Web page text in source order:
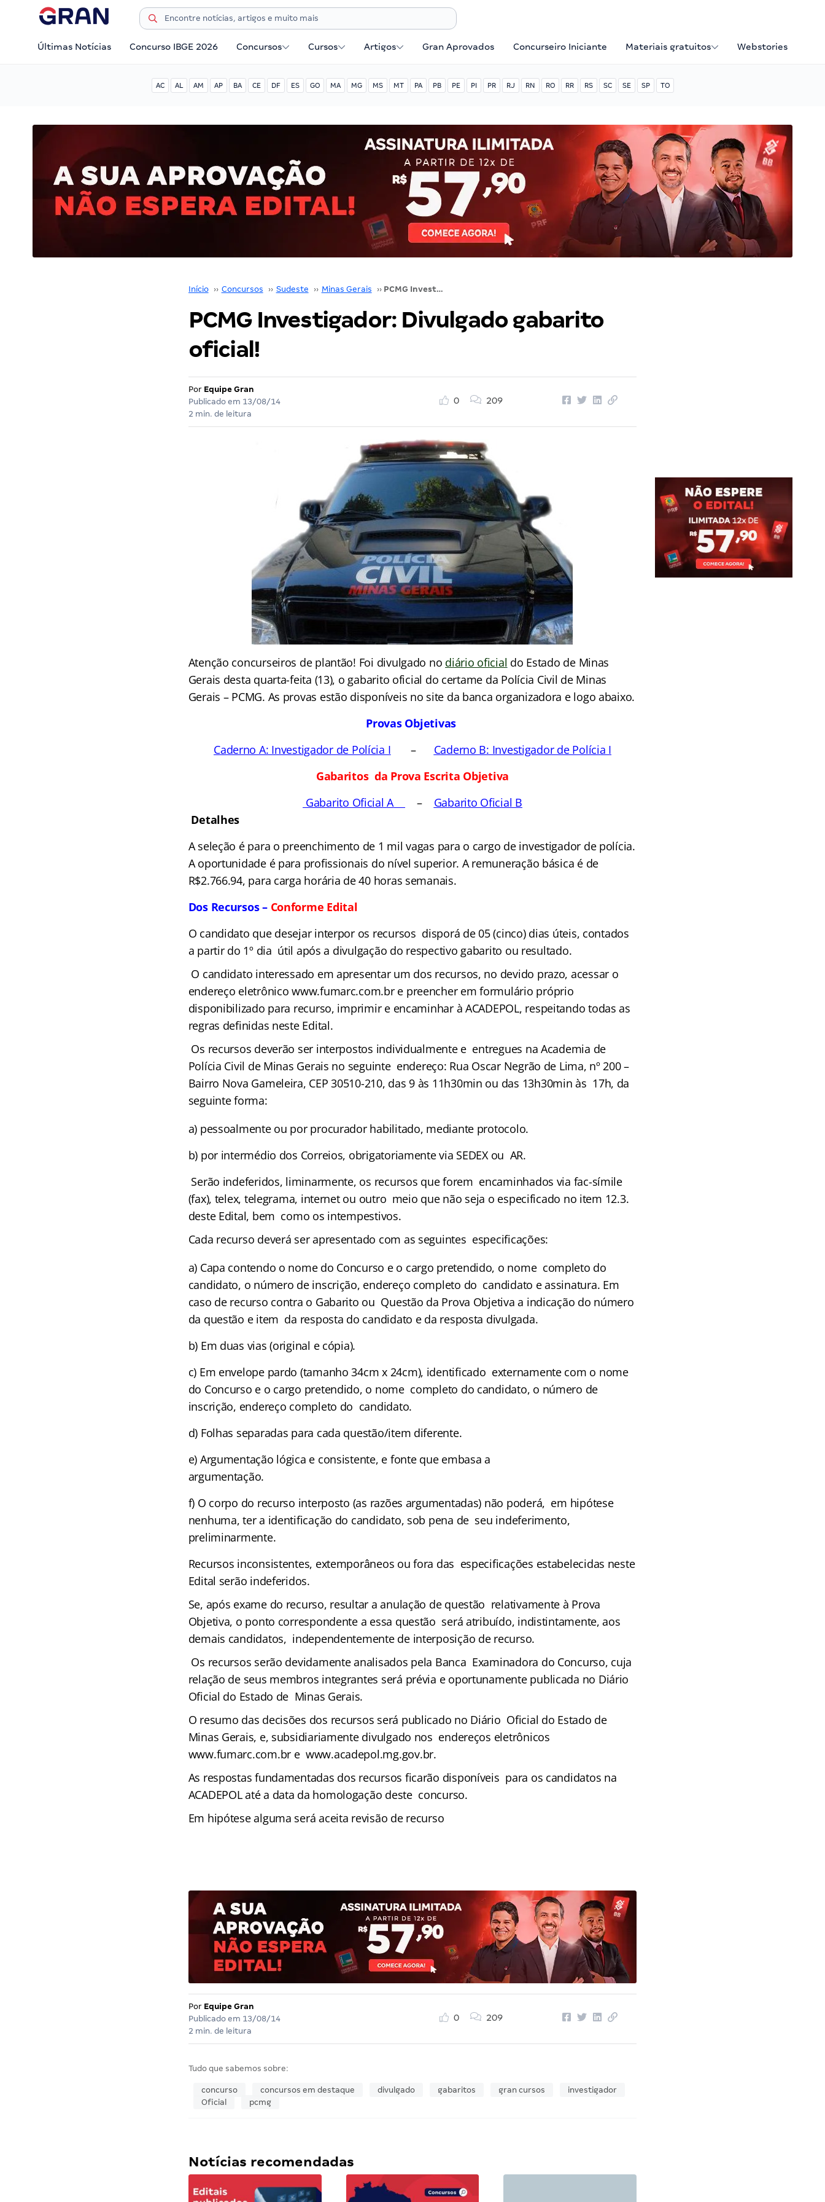
Últimas Notícias Concurso IBGE 2026 Concursos Cursos Artigos Gran Aprovados Concurseiro Iniciante Materiais gratuitos Webstories
AC AL AM AP BA CE DF ES GO MA MG MS MT PA PB PE PI PR RJ RN RO RR RS SC SE SP TO
Início ›› Concursos ›› Sudeste ›› Minas Gerais ›› PCMG Investigador: Divulgado gabarito oficial!
PCMG Investigador: Divulgado gabarito
oficial!
Por Equipe Gran
Publicado em 13/08/14
2 min. de leitura
0 209
Atenção concurseiros de plantão! Foi divulgado no diário oficial do Estado de Minas
Gerais desta quarta-feita (13), o gabarito oficial do certame da Polícia Civil de Minas
Gerais – PCMG. As provas estão disponíveis no site da banca organizadora e logo abaixo.
Provas Objetivas
Caderno A: Investigador de Polícia I – Caderno B: Investigador de Polícia I
Gabaritos da Prova Escrita Objetiva
Gabarito Oficial A
– Gabarito Oficial B
Detalhes
A seleção é para o preenchimento de 1 mil vagas para o cargo de investigador de polícia.
A oportunidade é para profissionais do nível superior. A remuneração básica é de
R$2.766.94, para carga horária de 40 horas semanais.
Dos Recursos – Conforme Edital
O candidato que desejar interpor os recursos disporá de 05 (cinco) dias úteis, contados
a partir do 1º dia útil após a divulgação do respectivo gabarito ou resultado.
O candidato interessado em apresentar um dos recursos, no devido prazo, acessar o
endereço eletrônico www.fumarc.com.br e preencher em formulário próprio
disponibilizado para recurso, imprimir e encaminhar à ACADEPOL, respeitando todas as
regras definidas neste Edital.
Os recursos deverão ser interpostos individualmente e entregues na Academia de
Polícia Civil de Minas Gerais no seguinte endereço: Rua Oscar Negrão de Lima, nº 200 –
Bairro Nova Gameleira, CEP 30510-210, das 9 às 11h30min ou das 13h30min às 17h, da
seguinte forma:
a) pessoalmente ou por procurador habilitado, mediante protocolo.
b) por intermédio dos Correios, obrigatoriamente via SEDEX ou AR.
Serão indeferidos, liminarmente, os recursos que forem encaminhados via fac-símile
(fax), telex, telegrama, internet ou outro meio que não seja o especificado no item 12.3.
deste Edital, bem como os intempestivos.
Cada recurso deverá ser apresentado com as seguintes especificações:
a) Capa contendo o nome do Concurso e o cargo pretendido, o nome completo do
candidato, o número de inscrição, endereço completo do candidato e assinatura. Em
caso de recurso contra o Gabarito ou Questão da Prova Objetiva a indicação do número
da questão e item da resposta do candidato e da resposta divulgada.
b) Em duas vias (original e cópia).
c) Em envelope pardo (tamanho 34cm x 24cm), identificado externamente com o nome
do Concurso e o cargo pretendido, o nome completo do candidato, o número de
inscrição, endereço completo do candidato.
d) Folhas separadas para cada questão/item diferente.
e) Argumentação lógica e consistente, e fonte que embasa a
argumentação.
f) O corpo do recurso interposto (as razões argumentadas) não poderá, em hipótese
nenhuma, ter a identificação do candidato, sob pena de seu indeferimento,
preliminarmente.
Recursos inconsistentes, extemporâneos ou fora das especificações estabelecidas neste
Edital serão indeferidos.
Se, após exame do recurso, resultar a anulação de questão relativamente à Prova
Objetiva, o ponto correspondente a essa questão será atribuído, indistintamente, aos
demais candidatos, independentemente de interposição de recurso.
Os recursos serão devidamente analisados pela Banca Examinadora do Concurso, cuja
relação de seus membros integrantes será prévia e oportunamente publicada no Diário
Oficial do Estado de Minas Gerais.
O resumo das decisões dos recursos será publicado no Diário Oficial do Estado de
Minas Gerais, e, subsidiariamente divulgado nos endereços eletrônicos
www.fumarc.com.br e www.acadepol.mg.gov.br.
As respostas fundamentadas dos recursos ficarão disponíveis para os candidatos na
ACADEPOL até a data da homologação deste concurso.
Em hipótese alguma será aceita revisão de recurso
Por Equipe Gran
Publicado em 13/08/14
2 min. de leitura
0 209
Tudo que sabemos sobre:
concurso concursos em destaque divulgado gabaritos gran cursos
investigador
Oficial
pcmg
Notícias recomendadas